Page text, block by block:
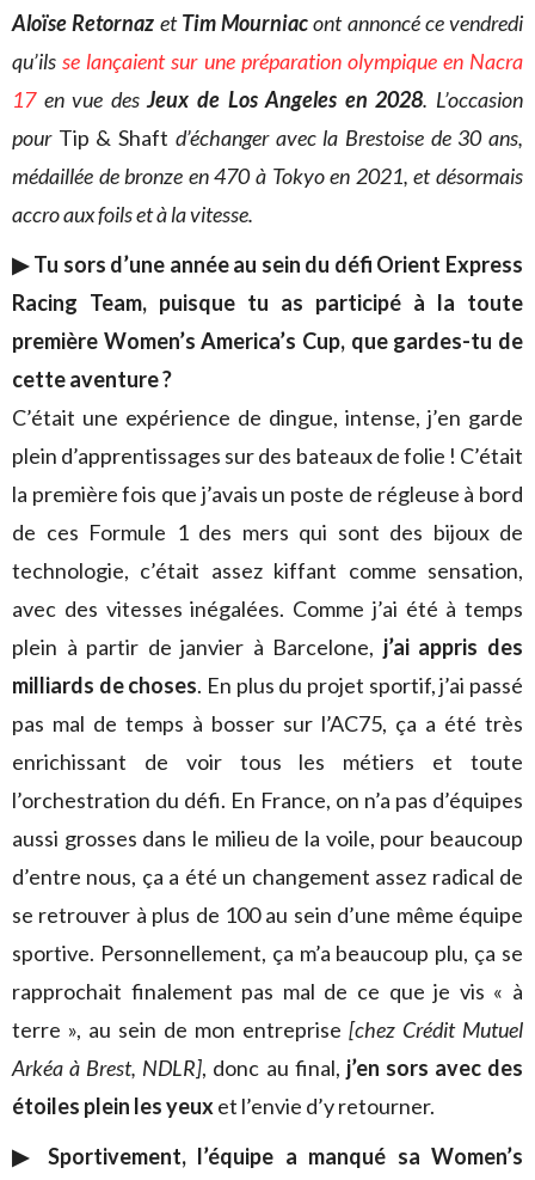
Aloïse Retornaz etTim Mourniacont annoncé ce vendredi
qu’ilsse lançaient sur une préparation olympique en Nacra
17en vue desJeux de Los Angeles en 2028. L’occasion
pour Tip & Shaft d’échanger avec la Brestoise de 30 ans,
médaillée de bronze en 470 à Tokyo en 2021, et désormais
accro aux foils et à la vitesse.
▶ Tu sors d’une année au sein du défi Orient Express
Racing Team, puisque tu as participé à la toute
première Women’s America’s Cup, que gardes-tu de
cette aventure ?
C’était une expérience de dingue, intense, j’en garde
plein d’apprentissages sur des bateaux de folie ! C’était
la première fois que j’avais un poste de régleuse à bord
de ces Formule 1 des mers qui sont des bijoux de
technologie, c’était assez kiffant comme sensation,
avec des vitesses inégalées. Comme j’ai été à temps
plein à partir de janvier à Barcelone, j’ai appris des
milliards de choses. En plus du projet sportif, j’ai passé
pas mal de temps à bosser sur l’AC75, ça a été très
enrichissant de voir tous les métiers et toute
l’orchestration du défi. En France, on n’a pas d’équipes
aussi grosses dans le milieu de la voile, pour beaucoup
d’entre nous, ça a été un changement assez radical de
se retrouver à plus de 100 au sein d’une même équipe
sportive. Personnellement, ça m’a beaucoup plu, ça se
rapprochait finalement pas mal de ce que je vis « à
terre », au sein de mon entreprise [chez Crédit Mutuel
Arkéa à Brest, NDLR], donc au final, j’en sors avec des
étoiles plein les yeuxet l’envie d’y retourner.
▶ Sportivement, l’équipe a manqué sa Women’s